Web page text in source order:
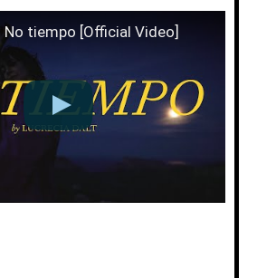
tiempo [Official Video]